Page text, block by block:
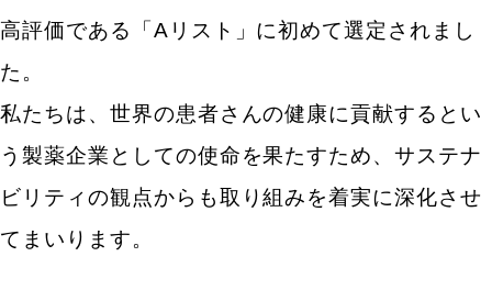
高評価である「Aリスト」に初めて選定されまし
た。
私たちは、世界の患者さんの健康に貢献するとい
う製薬企業としての使命を果たすため、サステナ
ビリティの観点からも取り組みを着実に深化させ
てまいります。